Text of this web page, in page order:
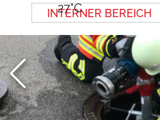
INTERNER BEREICH
27°C